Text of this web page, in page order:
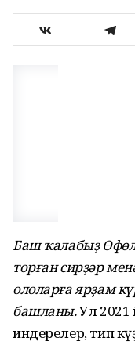
Баш ҡалабыҙ
торған сирҙәр
ололарға ярҙам
башланы.Ул 2021
индерелер, тип